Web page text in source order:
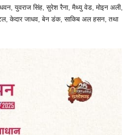
युवराज सिंह, सुरेश रैना, मैथ्यु वेड, मोइन अली,
केदार जाधव, बेन डंक, साकिब अल हसन, तथा